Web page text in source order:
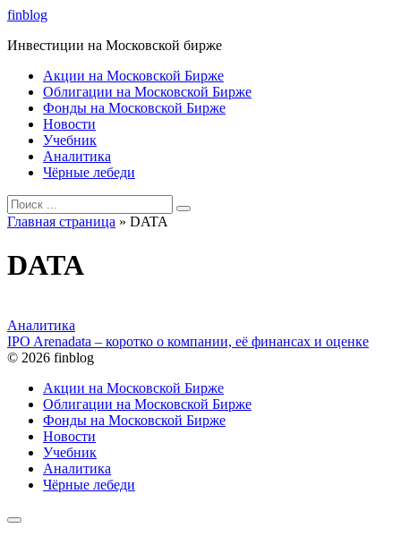
Перейти
контенту
finblog
Инвестиции на Московской бирже
Акции на Московской Бирже
Облигации на Московской Бирже
Фонды на Московской Бирже
Новости
Учебник
Аналитика
Чёрные лебеди
Search
for:
Главная страница » DATA
DATA
Аналитика
IPO Arenadata – коротко о компании, её финансах и оценке
© 2026 finblog
Акции на Московской Бирже
Облигации на Московской Бирже
Фонды на Московской Бирже
Новости
Учебник
Аналитика
Чёрные лебеди